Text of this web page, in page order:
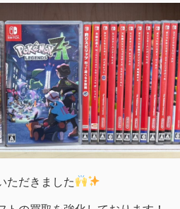
ただきました